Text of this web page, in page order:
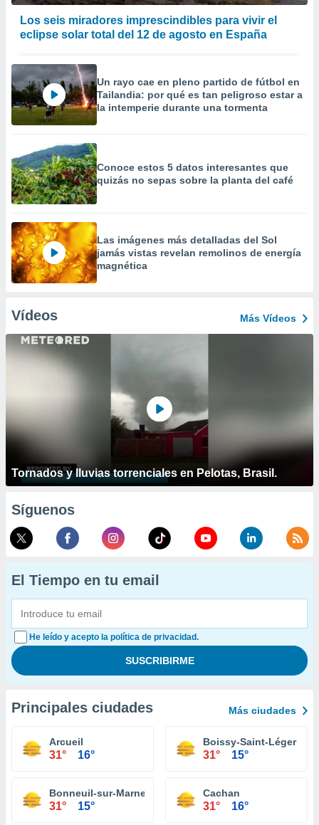
Los seis miradores imprescindibles para vivir el
eclipse solar total del 12 de agosto en España
Un rayo cae en pleno partido de fútbol en
Tailandia: por qué es tan peligroso estar a
la intemperie durante una tormenta
Conoce estos 5 datos interesantes que
quizás no sepas sobre la planta del café
Las imágenes más detalladas del Sol
jamás vistas revelan remolinos de energía
magnética
Vídeos Más Vídeos
Tornados y lluvias torrenciales en Pelotas, Brasil.
Síguenos
El Tiempo en tu email
He leído y acepto la política de privacidad.
Principales ciudades Más ciudades
Arcueil
31° 16°
Boissy-Saint-Léger
31° 15°
Bonneuil-sur-Marne
31° 15°
Cachan
31° 16°